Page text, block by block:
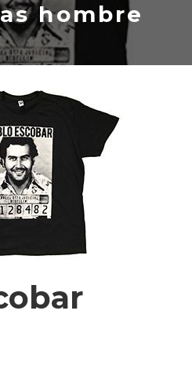
hombre